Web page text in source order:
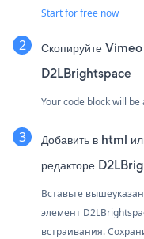
Start for free now
Скопируйте
D2LBrightspace
Your code block will
Добавить в html
редакторе
Вставьте
элемент
встраивания.